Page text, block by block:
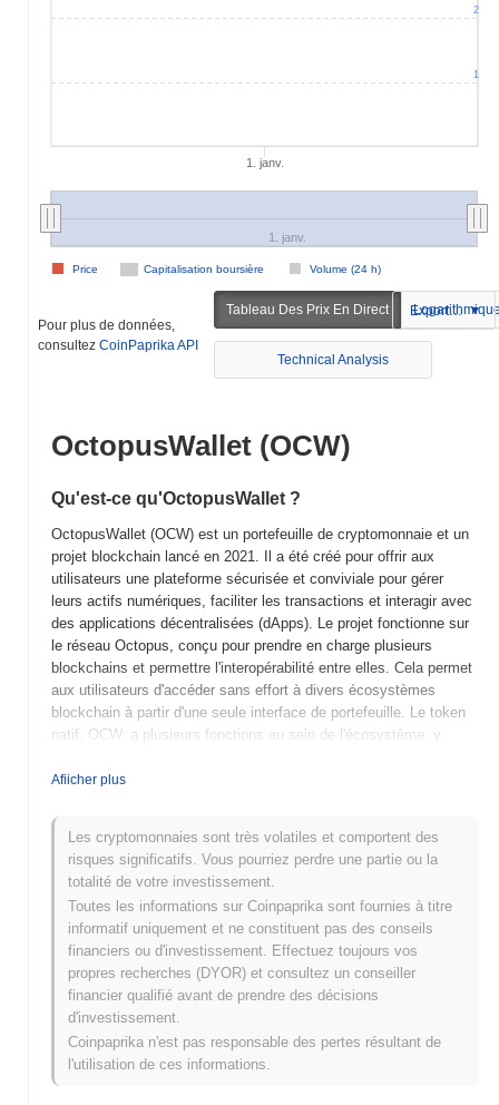
1. janv.
Capitalisation boursière Volume (24 h)
Price
1. janv.
1
2
Pour plus de données,
consultez CoinPaprika API
Tableau Des Prix En Direct Exportation
Technical Analysis
OctopusWallet (OCW)
Qu'est-ce qu'OctopusWallet ?
OctopusWallet (OCW) est un portefeuille de cryptomonnaie et un
projet blockchain lancé en 2021. Il a été créé pour offrir aux
utilisateurs une plateforme sécurisée et conviviale pour gérer
leurs actifs numériques, faciliter les transactions et interagir avec
des applications décentralisées (dApps). Le projet fonctionne sur
le réseau Octopus, conçu pour prendre en charge plusieurs
blockchains et permettre l'interopérabilité entre elles. Cela permet
aux utilisateurs d'accéder sans effort à divers écosystèmes
blockchain à partir d'une seule interface de portefeuille. Le token
natif, OCW, a plusieurs fonctions au sein de l'écosystème, y
permettant aux utilisateurs de participer aux processus
plateforme. OctopusWallet se distingue par son accent sur la
compatibilité inter-chaînes et la facilité d'utilisation, le positionnant
comme une solution polyvalente pour les utilisateurs de
cryptomonnaies, qu'ils soient novices ou expérimentés, cherchant
à gérer efficacement leurs actifs à travers différents réseaux
blockchain.
Quand et comment OctopusWallet a-t-il commencé
fondatrice a publié son livre blanc, décrivant la vision et les
spécifications techniques du projet. Le projet a lancé son testnet
Afiicher plus
Les cryptomonnaies sont très volatiles et comportent des
risques significatifs. Vous pourriez perdre une partie ou la
totalité de votre investissement.
Toutes les informations sur Coinpaprika sont fournies à titre
informatif uniquement et ne constituent pas des conseils
financiers ou d'investissement. Effectuez toujours vos
propres recherches (DYOR) et consultez un conseiller
financier qualifié avant de prendre des décisions
d'investissement.
Coinpaprika n'est pas responsable des pertes résultant de
l'utilisation de ces informations.